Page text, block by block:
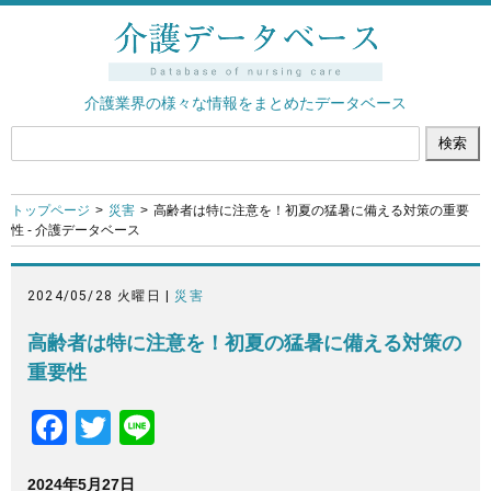
介護業界の様々な情報をまとめたデータベース
トップページ 災害
高齢者は特に注意を！初夏の猛暑に備える対策の重要
性 - 介護データベース
2024/05/28 火曜日 | 災害
高齢者は特に注意を！初夏の猛暑に備える対策の
重要性
F
T
2024年5月27日